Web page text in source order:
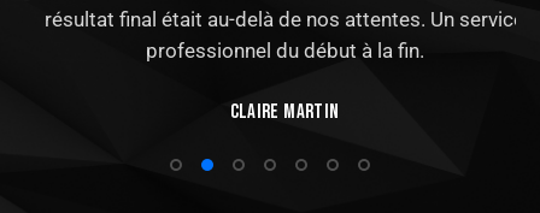
résultat final était au-delà de nos attentes. Un service
professionnel du début à la fin.
Claire Martin